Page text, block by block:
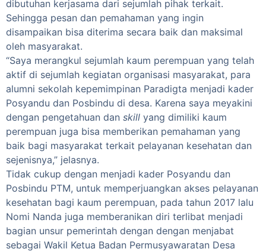
dibutuhan kerjasama dari sejumlah pihak terkait.
Sehingga pesan dan pemahaman yang ingin
disampaikan bisa diterima secara baik dan maksimal
oleh masyarakat.
“Saya merangkul sejumlah kaum perempuan yang telah
aktif di sejumlah kegiatan organisasi masyarakat, para
alumni sekolah kepemimpinan Paradigta menjadi kader
Posyandu dan Posbindu di desa. Karena saya meyakini
dengan pengetahuan dan skill yang dimiliki kaum
perempuan juga bisa memberikan pemahaman yang
baik bagi masyarakat terkait pelayanan kesehatan dan
sejenisnya,” jelasnya.
Tidak cukup dengan menjadi kader Posyandu dan
Posbindu PTM, untuk memperjuangkan akses pelayanan
kesehatan bagi kaum perempuan, pada tahun 2017 lalu
Nomi Nanda juga memberanikan diri terlibat menjadi
bagian unsur pemerintah dengan dengan menjabat
sebagai Wakil Ketua Badan Permusyawaratan Desa